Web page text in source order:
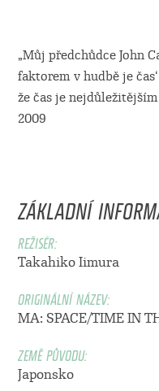
„Můj předchůdce John
faktorem v hudbě je
že čas je
2009
ZÁKLADNÍ
REŽISÉR:
Takahiko Iimura
ORIGINÁLNÍ NÁZEV:
MA: SPACE/TIME IN
ZEMĚ PŮVODU:
Japonsko